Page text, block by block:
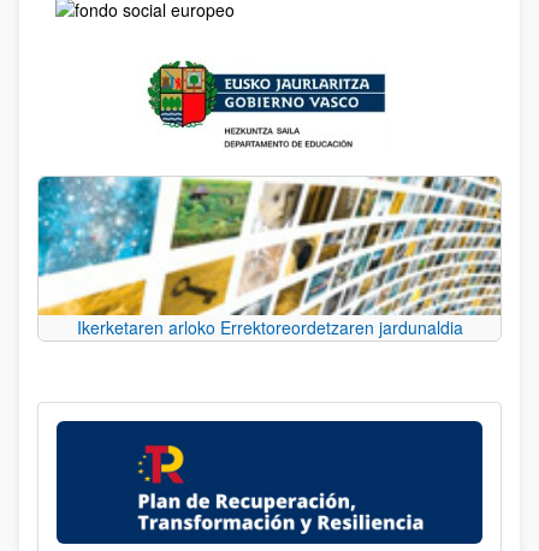
Ikerketaren arloko Errektoreordetzaren jardunaldia